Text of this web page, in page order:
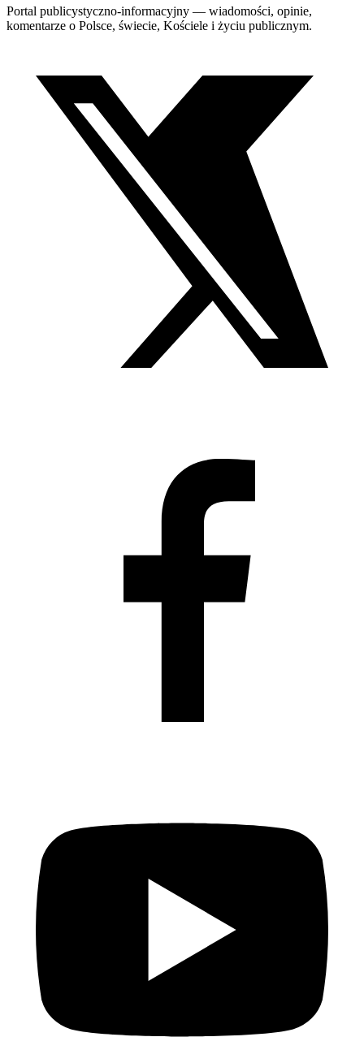
Portal publicystyczno-informacyjny — wiadomości, opinie,
komentarze o Polsce, świecie, Kościele i życiu publicznym.